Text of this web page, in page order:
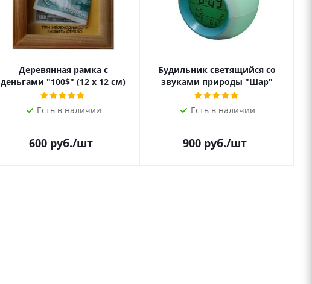
Деревянная рамка с
деньгами "100$" (12 х 12 см)
Есть в наличии
600 руб./шт
Будильник светящийся со
звуками природы "Шар"
Есть в наличии
900 руб./шт